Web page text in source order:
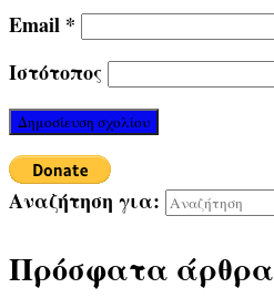
Email *
Ιστότοπος
Αναζήτηση για:
Πρόσφατα άρθρα